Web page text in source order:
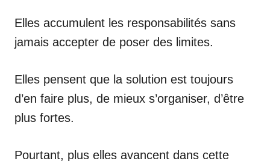
Elles accumulent les responsabilités sans
jamais accepter de poser des limites.
Elles pensent que la solution est toujours
d’en faire plus, de mieux s’organiser, d’être
plus fortes.
Pourtant, plus elles avancent dans cette